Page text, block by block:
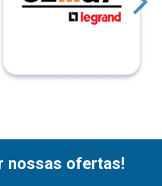
nossas ofertas!